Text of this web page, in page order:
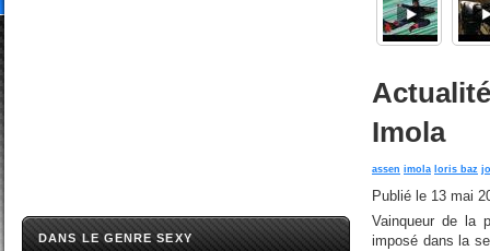
DANS LE GENRE SEXY
Imola
assen imola loris baz
Publié le 13 mai
Vainqueur de la
imposé dans la